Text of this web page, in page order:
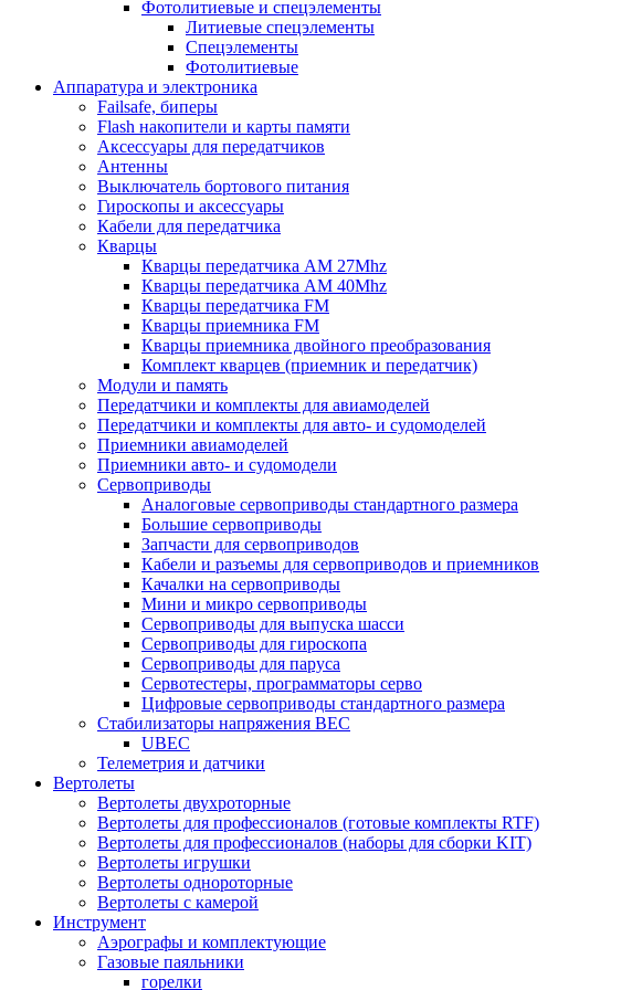
Фотолитиевые и спецэлементы
Литиевые спецэлементы
Спецэлементы
Фотолитиевые
Аппаратура и электроника
Failsafe, биперы
Flash накопители и карты памяти
Аксессуары для передатчиков
Антенны
Выключатель бортового питания
Гироскопы и аксессуары
Кабели для передатчика
Кварцы
Кварцы передатчика AM 27Mhz
Кварцы передатчика AM 40Mhz
Кварцы передатчика FM
Кварцы приемника FM
Кварцы приемника двойного преобразования
Комплект кварцев (приемник и передатчик)
Модули и память
Передатчики и комплекты для авиамоделей
Передатчики и комплекты для авто- и судомоделей
Приемники авиамоделей
Приемники авто- и судомодели
Сервоприводы
Аналоговые сервоприводы стандартного размера
Большие сервоприводы
Запчасти для сервоприводов
Кабели и разъемы для сервоприводов и приемников
Качалки на сервоприводы
Мини и микро сервоприводы
Сервоприводы для выпуска шасси
Сервоприводы для гироскопа
Сервоприводы для паруса
Сервотестеры, программаторы серво
Цифровые сервоприводы стандартного размера
Стабилизаторы напряжения BEC
UBEC
Телеметрия и датчики
Вертолеты
Вертолеты двухроторные
Вертолеты для профессионалов (готовые комплекты RTF)
Вертолеты для профессионалов (наборы для сборки KIT)
Вертолеты игрушки
Вертолеты однороторные
Вертолеты с камерой
Инструмент
Аэрографы и комплектующие
Газовые паяльники
горелки